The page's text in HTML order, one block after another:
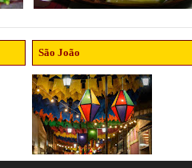
São João